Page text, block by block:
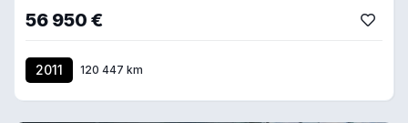
56 950 €
2011 120 447 km